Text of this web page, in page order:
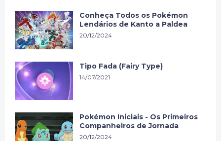
Conheça Todos os Pokémon
Lendários de Kanto a Paldea
20/12/2024
Tipo Fada (Fairy Type)
14/07/2021
Pokémon Iniciais - Os Primeiros
Companheiros de Jornada
20/12/2024